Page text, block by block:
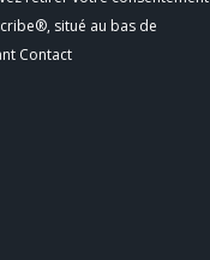
situé au bas de
Contact